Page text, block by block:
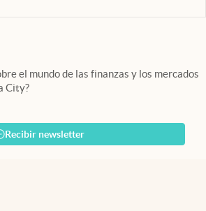
pestaña
el mundo de las finanzas y los mercados
City?
Recibir newsletter